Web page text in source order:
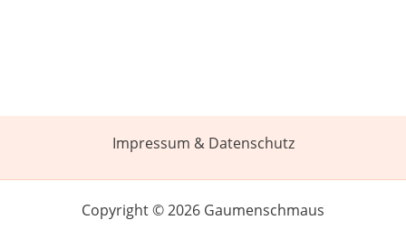
Impressum & Datenschutz
Copyright © 2026 Gaumenschmaus